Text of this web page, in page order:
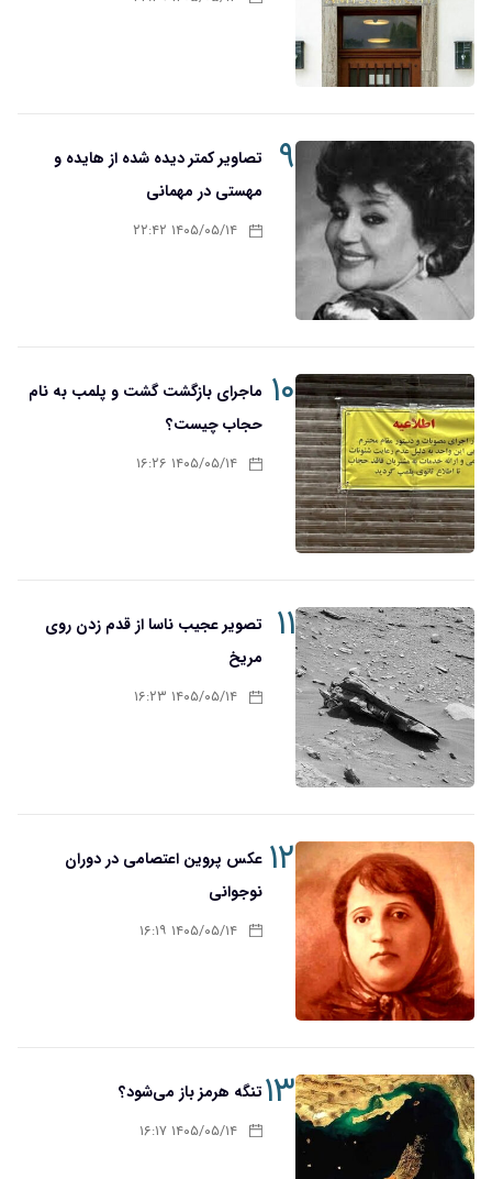
۹
تصاویر کمتر دیده شده از هایده و
مهستی در مهمانی
۱۴۰۵/۰۵/۱۴ ۲۲:۴۲
۱۰ ماجرای بازگشت گشت و پلمب به نام
حجاب چیست؟
۱۴۰۵/۰۵/۱۴ ۱۶:۲۶
۱۱
تصویر عجیب ناسا از قدم زدن روی
مریخ
۱۴۰۵/۰۵/۱۴ ۱۶:۲۳
۱۲ عکس پروین اعتصامی در دوران
نوجوانی
۱۴۰۵/۰۵/۱۴ ۱۶:۱۹
۱۳تنگه هرمز باز می‌شود؟
۱۴۰۵/۰۵/۱۴ ۱۶:۱۷